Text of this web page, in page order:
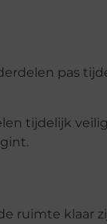
pas
tijdelijk
ruimte klaar